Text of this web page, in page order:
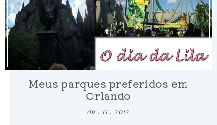
Meus parques preferidos em
Orlando
09 . 11 . 2012